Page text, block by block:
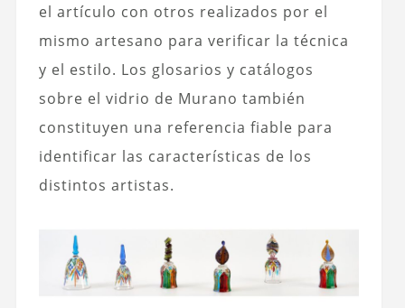
el artículo con otros realizados por el
mismo artesano para verificar la técnica
y el estilo. Los glosarios y catálogos
sobre el vidrio de Murano también
constituyen una referencia fiable para
identificar las características de los
distintos artistas.